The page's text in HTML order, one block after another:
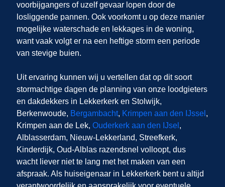
voorbijgangers of uzelf gevaar lopen door de
losliggende pannen. Ook voorkomt u op deze manier
mogelijke waterschade en lekkages in de woning,
want vaak volgt er na een heftige storm een periode
van stevige buien.
Uit ervaring kunnen wij u vertellen dat op dit soort
stormachtige dagen de planning van onze loodgieters
en dakdekkers in Lekkerkerk en Stolwijk,
Berkenwoude, Bergambacht, Krimpen aan den IJssel ,
Krimpen aan de Lek, Ouderkerk aan den IJsel ,
Alblasserdam, Nieuw-Lekkerland, Streefkerk,
Kinderdijk, Oud-Alblas razendsnel volloopt, dus
wacht liever niet te lang met het maken van een
afspraak. Als huiseigenaar in Lekkerkerk bent u altijd